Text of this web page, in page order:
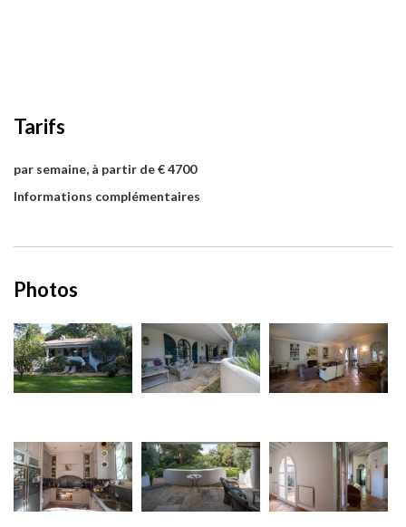
Tarifs
par semaine, à partir de € 4700
Informations complémentaires
Photos